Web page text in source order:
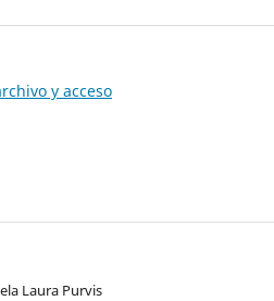
y acceso
Laura Purvis